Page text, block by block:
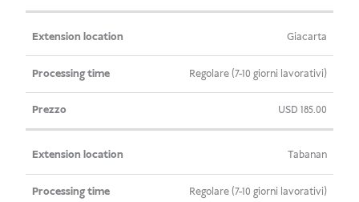
Giacarta
Regolare (7-10 giorni lavorativi)
USD 185.00
Tabanan
Regolare (7-10 giorni lavorativi)